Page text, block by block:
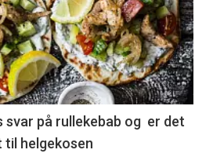
svar på rullekebab og er det
helgekosen